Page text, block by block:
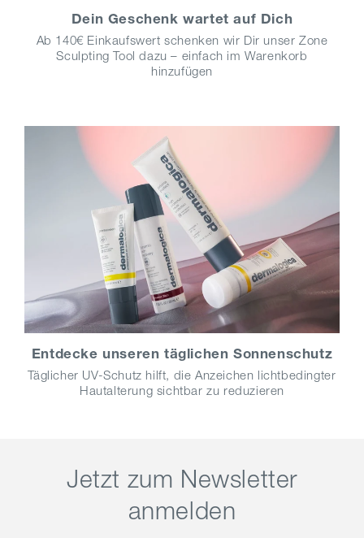
Dein Geschenk wartet auf Dich
Ab 140€ Einkaufswert schenken wir Dir unser Zone
Sculpting Tool dazu – einfach im Warenkorb
hinzufügen
Entdecke unseren täglichen Sonnenschutz
Täglicher UV-Schutz hilft, die Anzeichen lichtbedingter
Hautalterung sichtbar zu reduzieren
Jetzt zum Newsletter
anmelden